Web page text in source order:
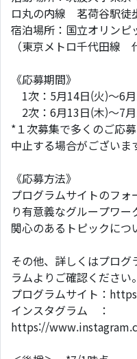
ロ丸の内線 茗荷谷駅徒
宿泊場所：国立オリンピ
（東京メトロ千代田線
《応募期間》
1次：5月14日(火)〜6
2次：6月13日(木)〜7
*１次募集で多くのご応
中止する場合がございま
《応募方法》
プログラムサイトのフ
り有意義なグループワ
関心のあるトピックにつ
その他、詳しくはプロ
ラムよりご確認ください。
プログラムサイト：
インスタグラム ：
https://